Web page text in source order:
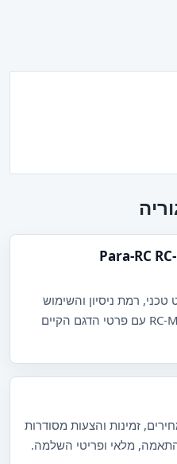
איך לבחור מוצר נכון מתוך Para-RC RC-
רמת ניסיון והשימוש
המתוכנן. אפשר לפנות ל-RC-MODEL עם פרטי הדגם הקיים
זמינות והצעות מסודרות
התאמה, מלאי ופריטי השלמה.